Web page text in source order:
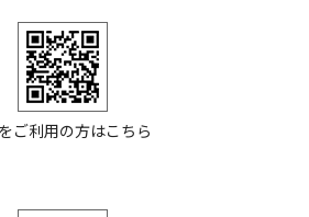
ご利用の方はこちら